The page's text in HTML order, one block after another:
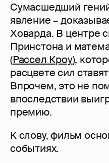
Сумасшедший
явление –
Ховарда. В центре
Принстона и
(Рассел Кроу),
расцвете сил
Впрочем, это не
впоследствии
премию.
К слову, фильм
событиях.